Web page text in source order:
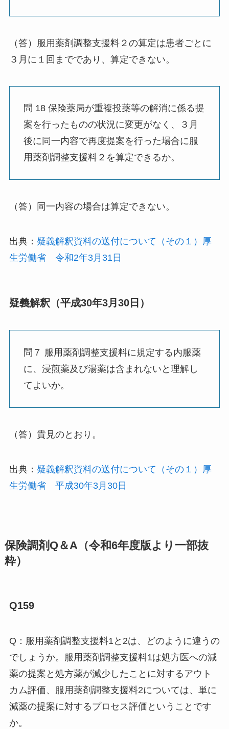
（答）服用薬剤調整支援料２の算定は患者ごとに
３月に１回までであり、算定できない。
問 18 保険薬局が重複投薬等の解消に係る提
案を行ったものの状況に変更がなく、３月
後に同一内容で再度提案を行った場合に服
用薬剤調整支援料２を算定できるか。
（答）同一内容の場合は算定できない。
出典： 疑義解釈資料の送付について（その１）厚
生労働省 令和2年3月31日
疑義解釈（平成30年3月30日）
問７ 服用薬剤調整支援料に規定する内服薬
に、浸煎薬及び湯薬は含まれないと理解し
てよいか。
（答）貴見のとおり。
出典： 疑義解釈資料の送付について（その１）厚
生労働省 平成30年3月30日
保険調剤Q＆A（令和6年度版より一部抜
粋）
Q159
Q：服用薬剤調整支援料1と2は、どのように違うの
でしょうか。服用薬剤調整支援料1は処方医への減
薬の提案と処方薬が減少したことに対するアウト
カム評価、服用薬剤調整支援料2については、単に
減薬の提案に対するプロセス評価ということです
か。